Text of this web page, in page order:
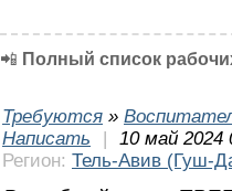
📲 Полный список
Требуются »
Написать
|
10 май 2024
Регион: Тель-Авив (Гуш-